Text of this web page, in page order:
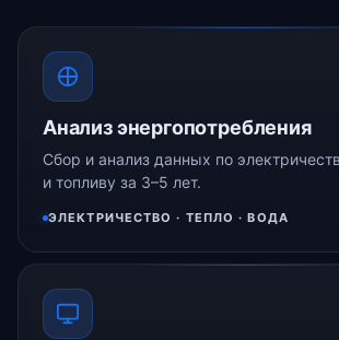
Анализ энергопотребления
Сбор и анализ данных по
и топливу за 3–5 лет.
ЭЛЕКТРИЧЕСТВО · ТЕПЛО · ВОДА